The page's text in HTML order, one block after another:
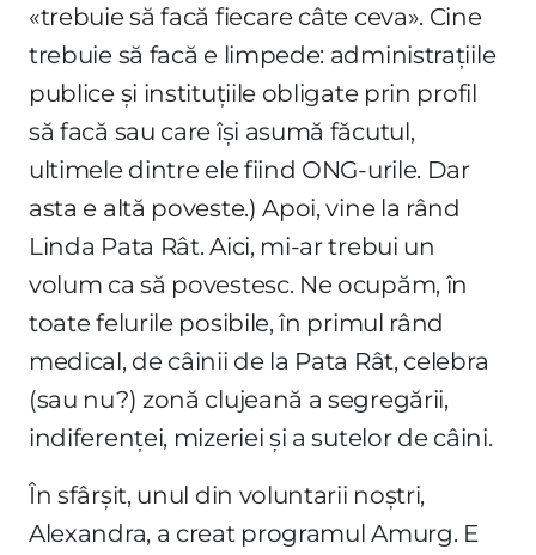
«trebuie să facă fiecare câte ceva». Cine
trebuie să facă e limpede: administrațiile
publice și instituțiile obligate prin profil
să facă sau care își asumă făcutul,
ultimele dintre ele fiind ONG-urile. Dar
asta e altă poveste.) Apoi, vine la rând
Linda Pata Rât. Aici, mi-ar trebui un
volum ca să povestesc. Ne ocupăm, în
toate felurile posibile, în primul rând
medical, de câinii de la Pata Rât, celebra
(sau nu?) zonă clujeană a segregării,
indiferenței, mizeriei și a sutelor de câini.
În sfârșit, unul din voluntarii noștri,
Alexandra, a creat programul Amurg. E